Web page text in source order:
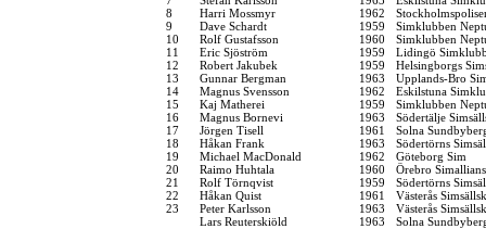
8
Harri Mossmyr 1962
9
Dave Schardt 1959
Simklubben
10
Rolf Gustafsson 1960
Simklubben
11
Eric Sjöström 1959
Lidingö
12
Robert Jakubek 1959
Helsingborgs
13
Gunnar Bergman 1963
Upplands-Bro
14
Magnus Svensson 1962
Eskilstuna
15
Kaj Matherei 1959
Simklubben
16
Magnus Bornevi 1963
Södertälje
17
Jörgen Tisell 1961
Solna
18
Håkan Frank 1963
Södertörns
19
Michael MacDonald 1962
Göteborg Sim
20
Raimo Huhtala 1960
Örebro Simallians
21
Rolf Törnqvist 1959
Södertörns
22
Håkan Quist 1961
Västerås
23
Peter Karlsson 1963
Västerås
Lars Reuterskiöld
1963 Solna